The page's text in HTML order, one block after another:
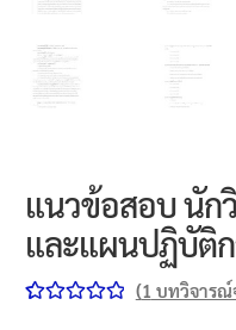
แนวข้อสอบ นัก
และแผนปฏิบัติ
(1 บทวิจารณ์